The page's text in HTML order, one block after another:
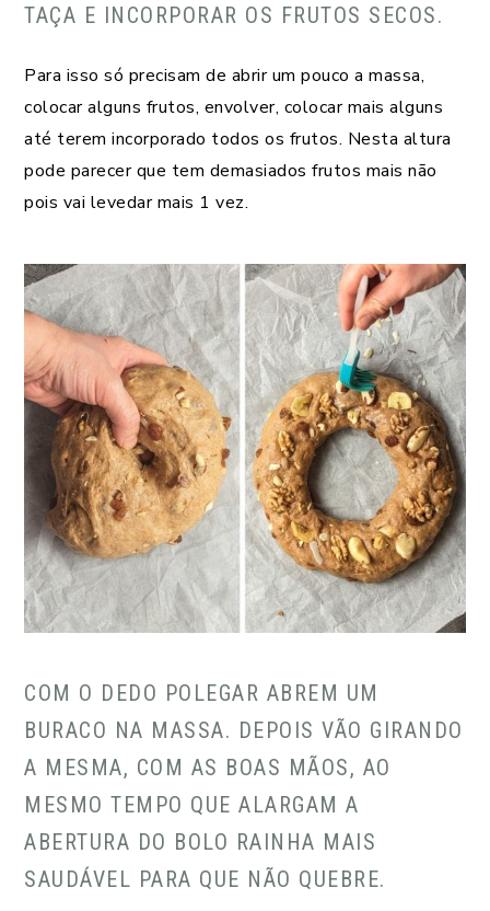
TAÇA E INCORPORAR OS FRUTOS SECOS.
Para isso só precisam de abrir um pouco a massa,
colocar alguns frutos, envolver, colocar mais alguns
até terem incorporado todos os frutos. Nesta altura
pode parecer que tem demasiados frutos mais não
pois vai levedar mais 1 vez.
COM O DEDO POLEGAR ABREM UM
BURACO NA MASSA. DEPOIS VÃO GIRANDO
A MESMA, COM AS BOAS MÃOS, AO
MESMO TEMPO QUE ALARGAM A
ABERTURA DO BOLO RAINHA MAIS
SAUDÁVEL PARA QUE NÃO QUEBRE.